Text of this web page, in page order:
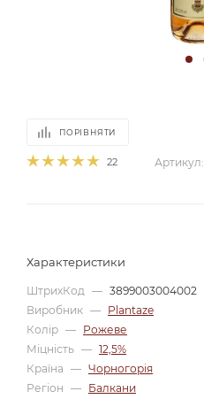
ПОРІВНЯТИ
22 Артикул:
Характеристики
ШтрихКод — 3899003004002
Виробник — Plantaze
Колір — Рожеве
Міцність — 12,5%
Країна — Чорногорія
Регіон — Балкани